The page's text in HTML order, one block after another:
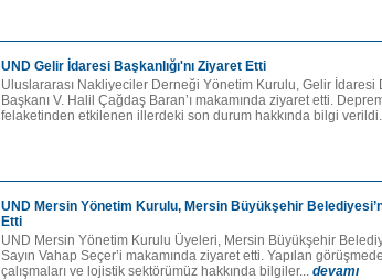
UND Gelir İdaresi Başkanlığı'nı Ziyaret Etti
Uluslararası Nakliyeciler Derneği Yönetim Kurulu, Gelir İdaresi
Başkanı V. Halil Çağdaş Baran’ı makamında ziyaret etti.
felaketinden etkilenen illerdeki son durum hakkında bilgi
UND Mersin Yönetim Kurulu, Mersin Büyükşehir
Etti
UND Mersin Yönetim Kurulu Üyeleri, Mersin Büyükşehir
Sayın Vahap Seçer’i makamında ziyaret etti. Yapılan
çalışmaları ve lojistik sektörümüz hakkında bilgiler... devamı